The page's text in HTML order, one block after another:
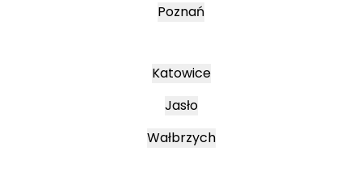
Poznań
Katowice
Jasło
Wałbrzych